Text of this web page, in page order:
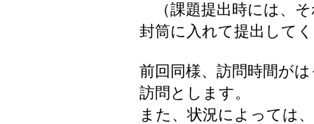
（課題提出時には、
封筒に入れて提出して
前回同様、訪問時間が
訪問とします。
また、状況によっては